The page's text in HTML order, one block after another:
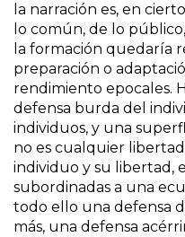
la narración es, en
lo común, de lo
la formación quedaría
preparación o
rendimiento epocales.
defensa burda del
individuos, y una
no es cualquier
individuo y su libertad,
subordinadas a una
todo ello una defensa
más, una defensa